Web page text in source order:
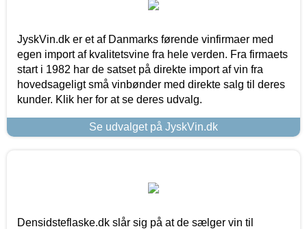
JyskVin.dk er et af Danmarks førende vinfirmaer med
egen import af kvalitetsvine fra hele verden. Fra firmaets
start i 1982 har de satset på direkte import af vin fra
hovedsageligt små vinbønder med direkte salg til deres
kunder. Klik her for at se deres udvalg.
Se udvalget på JyskVin.dk
Densidsteflaske.dk slår sig på at de sælger vin til